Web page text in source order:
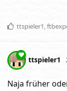
ttspieler1,
ttspieler1
Naja früher